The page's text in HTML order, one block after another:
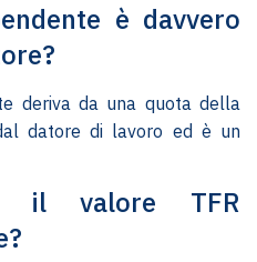
è davvero
deriva da una quota della
datore di lavoro ed è un
il valore TFR